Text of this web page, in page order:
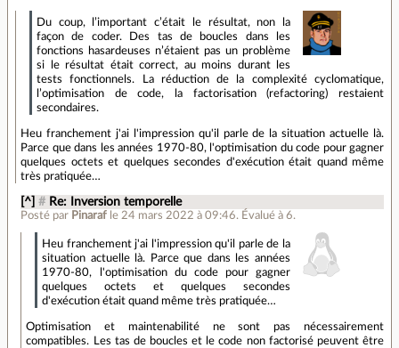
Du coup, l’important c’était le résultat, non la
façon de coder. Des tas de boucles dans les
fonctions hasardeuses n’étaient pas un problème
si le résultat était correct, au moins durant les
tests fonctionnels. La réduction de la complexité cyclomatique,
l’optimisation de code, la factorisation (refactoring) restaient
secondaires.
Heu franchement j'ai l'impression qu'il parle de la situation actuelle là.
Parce que dans les années 1970-80, l'optimisation du code pour gagner
quelques octets et quelques secondes d'exécution était quand même
très pratiquée…
[^] # Re: Inversion temporelle
Posté par Pinaraf le 24 mars 2022 à 09:46. Évalué à6.
Heu franchement j'ai l'impression qu'il parle de la
situation actuelle là. Parce que dans les années
1970-80, l'optimisation du code pour gagner
quelques octets et quelques secondes
d'exécution était quand même très pratiquée…
Optimisation et maintenabilité ne sont pas nécessairement
compatibles. Les tas de boucles et le code non factorisé peuvent être